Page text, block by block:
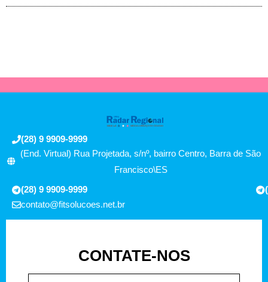
(28) 9 9909-9999
(End. Virtual) Rua Projetada, s/nº, bairro Centro, Barra de São
Francisco\ES
(28) 9 9909-9999
contato@fitsolucoes.net.br
CONTATE-NOS